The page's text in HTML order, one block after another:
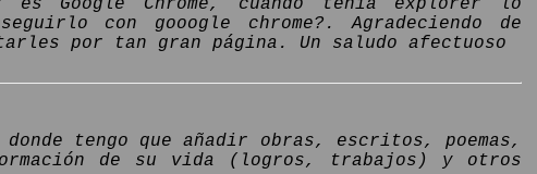
Google Chrome, cuando tenía explorer lo
con gooogle chrome?. Agradeciendo de
por tan gran página. Un saludo afectuoso
tengo que añadir obras, escritos, poemas,
de su vida (logros, trabajos) y otros